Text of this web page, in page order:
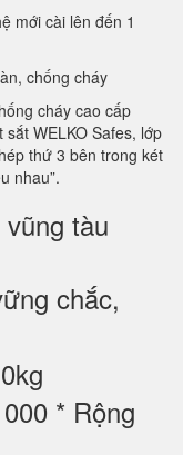
mới cài lên đến 1
chống cháy
cháy cao cấp
WELKO Safes, lớp
thứ 3 bên trong két
nhau”.
tàu
chắc,
* Rộng